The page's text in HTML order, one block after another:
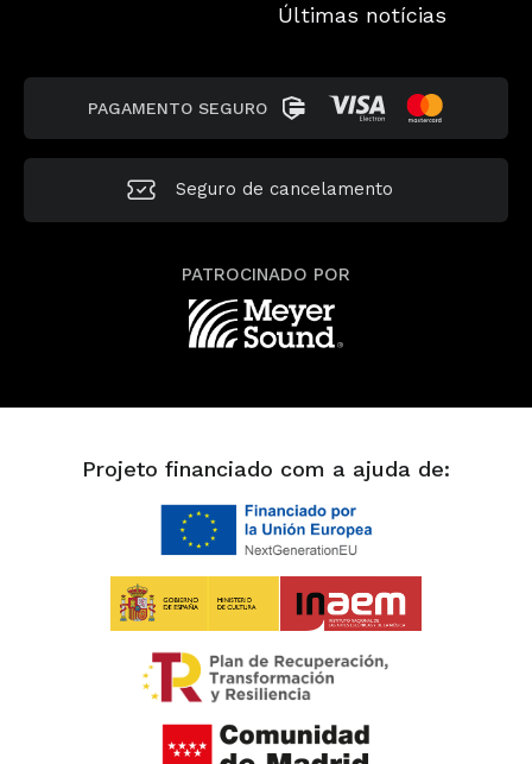
Últimas notícias
PAGAMENTO SEGURO
Seguro de cancelamento
PATROCINADO POR
Projeto financiado com a ajuda de: